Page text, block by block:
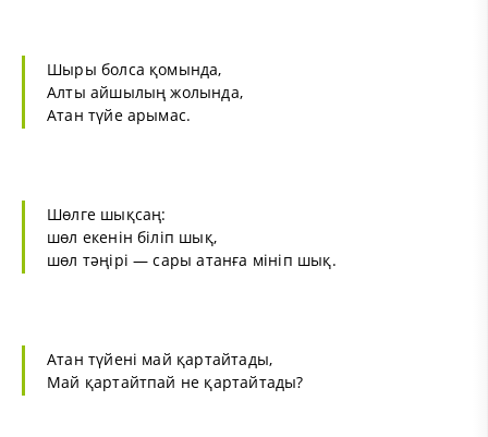
Шыры болса қомында,
Алты айшылың жолында,
Атан түйе арымас.
Шөлге шықсаң:
шөл екенін біліп шық,
шөл тәңірі — сары атанға мініп шық.
Атан түйені май қартайтады,
Май қартайтпай не қартайтады?